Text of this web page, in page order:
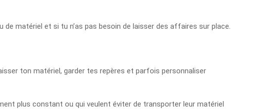
matériel et si tu n’as pas besoin de laisser des affaires sur place.
ton matériel, garder tes repères et parfois personnaliser
plus constant ou qui veulent éviter de transporter leur matériel